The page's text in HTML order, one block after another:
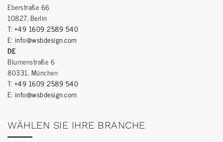
Eberstraße 66
10827, Berlin
T: +49 1609 2589 540
E: info@wsbdesign.com
DE
Blumenstraße 6
80331, München
T: +49 1609 2589 540
E: info@wsbdesign.com
WÄHLEN SIE IHRE BRANCHE